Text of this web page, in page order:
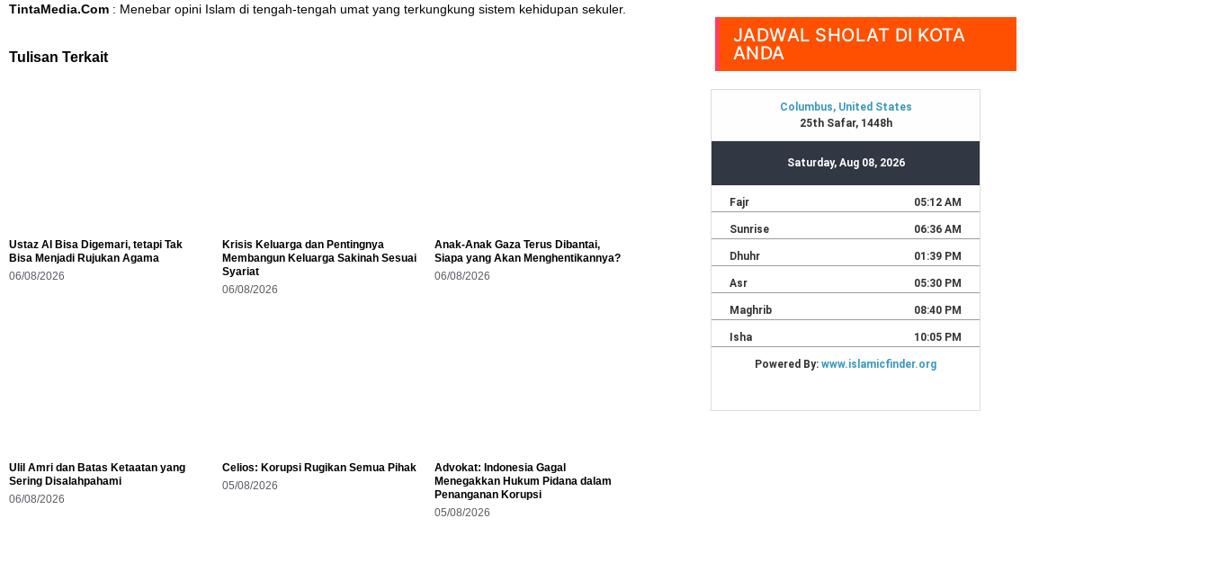
TintaMedia.Com : Menebar opini Islam di tengah-tengah umat yang terkungkung sistem kehidupan sekuler.
Tulisan Terkait
Ustaz AI Bisa Digemari, tetapi Tak
Bisa Menjadi Rujukan Agama
06/08/2026
Krisis Keluarga dan Pentingnya
Membangun Keluarga Sakinah Sesuai
Syariat
06/08/2026
Anak-Anak Gaza Terus Dibantai,
Siapa yang Akan Menghentikannya?
06/08/2026
Ulil Amri dan Batas Ketaatan yang
Sering Disalahpahami
06/08/2026
Celios: Korupsi Rugikan Semua Pihak
05/08/2026
Advokat: Indonesia Gagal
Menegakkan Hukum Pidana dalam
Penanganan Korupsi
05/08/2026
JADWAL SHOLAT DI KOTA
ANDA